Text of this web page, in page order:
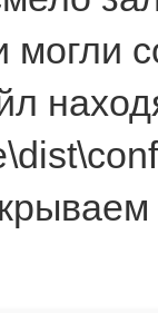
могли